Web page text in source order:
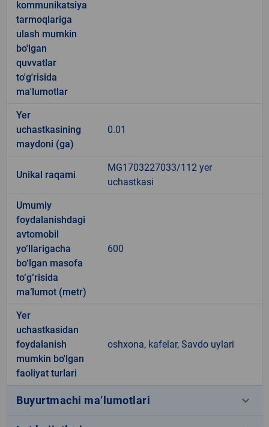
kommunikatsiya
tarmoqlariga
ulash mumkin
bo'lgan
quvvatlar
to'g'risida
ma'lumotlar
Yer
uchastkasining
maydoni (ga)
0.01
Unikal raqami
MG1703227033/112 yer
uchastkasi
Umumiy
foydalanishdagi
avtomobil
yo‘llarigacha
bo‘lgan masofa
to‘g‘risida
ma’lumot (metr)
600
Yer
uchastkasidan
foydalanish
mumkin bo'lgan
faoliyat turlari
oshxona, kafelar, Savdo uylari
Buyurtmachi ma’lumotlari keyboard_arrow_down